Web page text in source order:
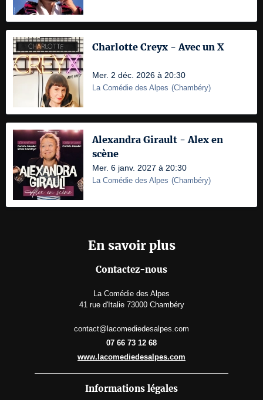
Charlotte Creyx - Avec un X
Mer. 2 déc. 2026 à 20:30
La Comédie des Alpes (Chambéry)
Alexandra Girault - Alex en
scène
Mer. 6 janv. 2027 à 20:30
La Comédie des Alpes (Chambéry)
En savoir plus
Contactez-nous
La Comédie des Alpes
41 rue d'Italie 73000 Chambéry
contact@lacomediedesalpes.com
07 66 73 12 68
www.lacomediedesalpes.com
Informations légales